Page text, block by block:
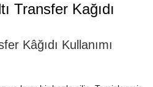
Transfer Kağıdı
Kâğıdı Kullanımı